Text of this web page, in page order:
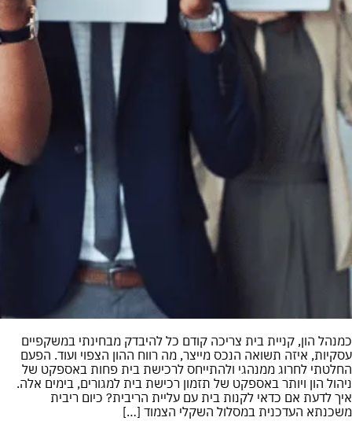
כמנהל הון, קניית בית צריכה קודם כל להיבדק מבחינתי במשקפיים
עסקיות, איזה תשואה הנכס מייצר, מה רווח ההון הצפוי ועוד. הפעם
החלטתי לחרוג ממנהגי ולהתייחס לרכישת בית פחות באספקט של
ניהול הון ויותר באספקט של תזמון רכישת בית למגורים, בימים אלה.
איך לדעת אם כדאי לקנות בית עם עליית הריבית? כיום ריבית
משכנתא העדכנית במסלול השקלי הצמוד […]